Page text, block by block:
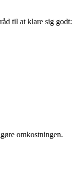
til at klare sig godt:
omkostningen.